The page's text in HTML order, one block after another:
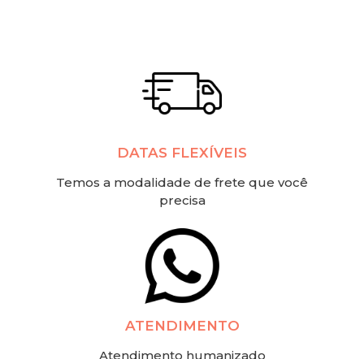
DATAS FLEXÍVEIS
Temos a modalidade de frete que você
precisa
ATENDIMENTO
Atendimento humanizado